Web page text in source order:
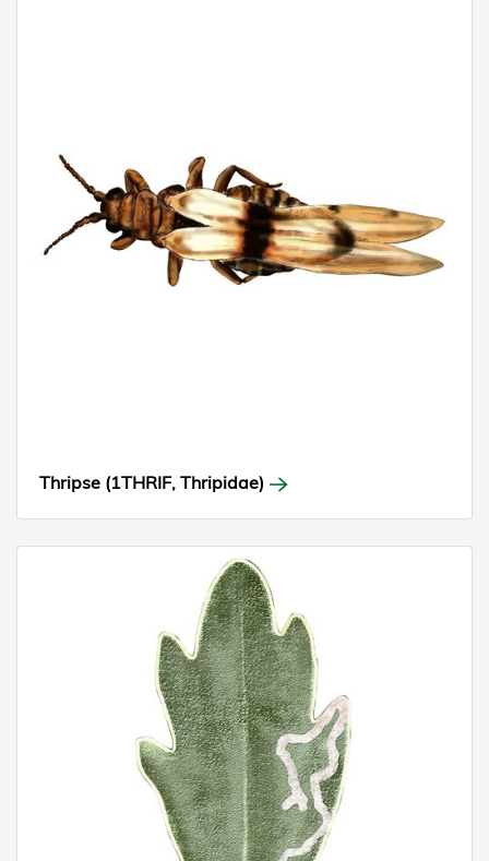
Thripse (1THRIF, Thripidae)